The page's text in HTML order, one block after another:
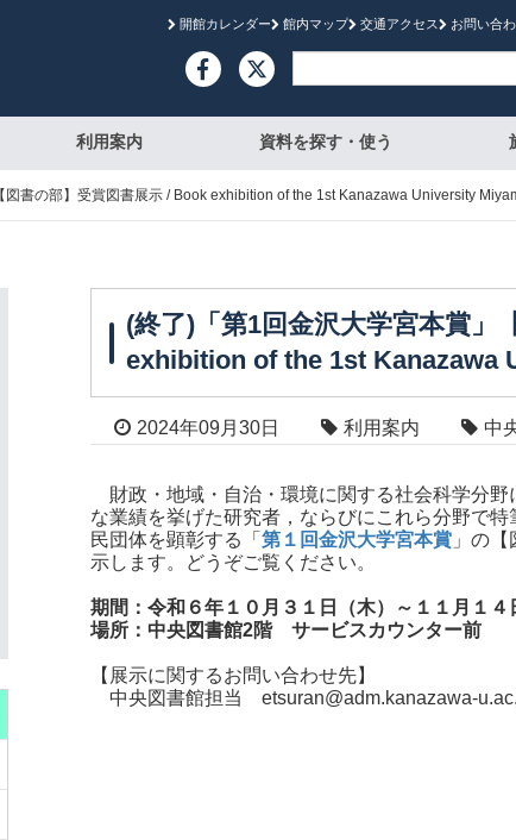
開館カレンダー 館内マップ 交通アクセス お問い合

利用案内 資料を探す・使う
書の部】受賞図書展示 / Book exhibition of the 1st Kanazawa University
(終了)「第1回金沢大学宮本賞」
exhibition of the 1st Kanazawa
2024年09月30日 利用案内 中
財政・地域・自治・環境に関する社会科学分野
な業績を挙げた研究者，ならびにこれら分野で
民団体を顕彰する「 第１回金沢大学宮本賞 」の
示します。どうぞご覧ください。
期間：令和６年１０月３１日（木）～１１月１４
場所：中央図書館2階 サービスカウンター前
【展示に関するお問い合わせ先】
中央図書館担当 etsuran@adm.kanazawa-